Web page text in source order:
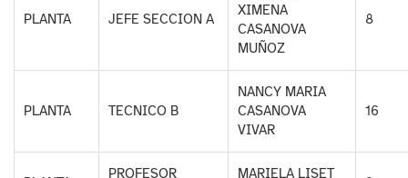
PLANTA JEFE SECCION A
XIMENA
CASANOVA
MUÑOZ
8
PLANTA TECNICO B
NANCY MARIA
CASANOVA
VIVAR
16
PROFESOR
MARIELA LISET